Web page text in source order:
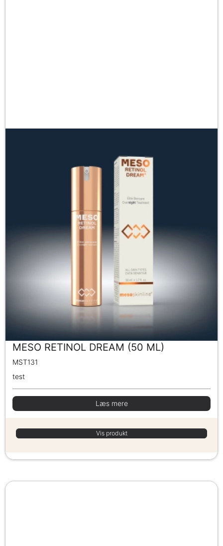
MESO RETINOL DREAM (50 ML)
MST131
test
Læs mere
Vis produkt